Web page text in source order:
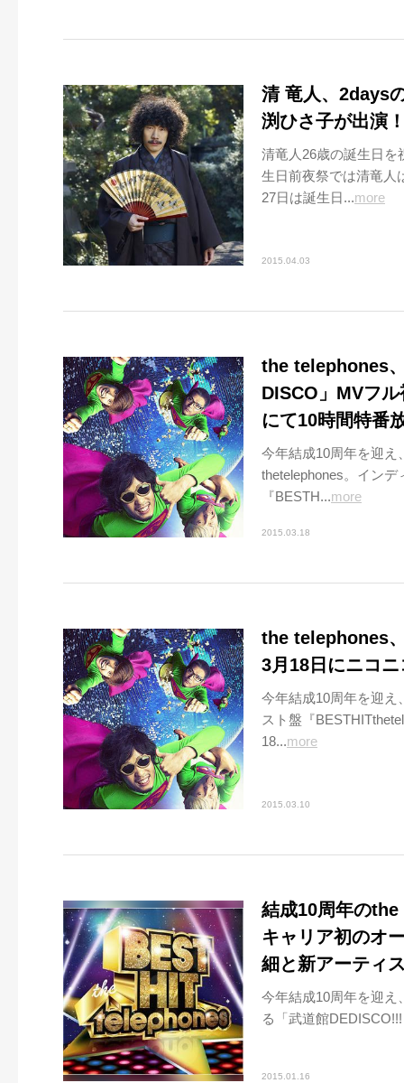
清 竜人、2days
渕ひさ子が出演
清竜人26歳の誕生日を
生日前夜祭では清竜人
27日は誕生日...more
2015.04.03
the telephones
DISCO」MVフ
にて10時間特番
今年結成10周年を迎え
thetelephones。イン
『BESTH...more
2015.03.18
the telephones
3月18日にニコ
今年結成10周年を迎え
スト盤『
18...more
2015.03.10
結成10周年の
キャリア初のオ
細と新アーティ
今年結成10周年を迎え
る「武道館
2015.01.16